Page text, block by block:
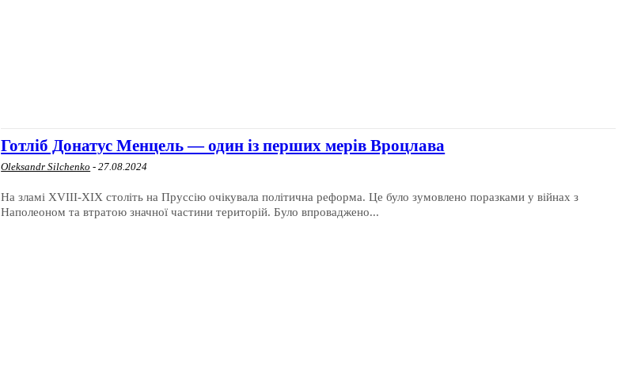
Готліб Донатус Менцель — один із перших мерів Вроцлава
Oleksandr Silchenko - 27.08.2024
На зламі XVIII-XIX століть на Пруссію очікувала політична реформа. Це було зумовлено поразками у війнах з
Наполеоном та втратою значної частини територій. Було впроваджено...